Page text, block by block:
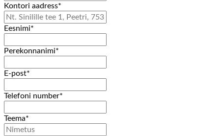
Kontori aadress*
Eesnimi*
Perekonnanimi*
E-post*
Telefoni number*
Teema*